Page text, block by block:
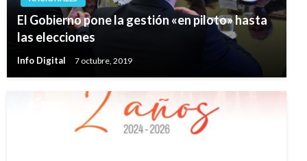
El Gobierno pone la gestión «en piloto» hasta
las elecciones
Info Digital 7 octubre, 2019